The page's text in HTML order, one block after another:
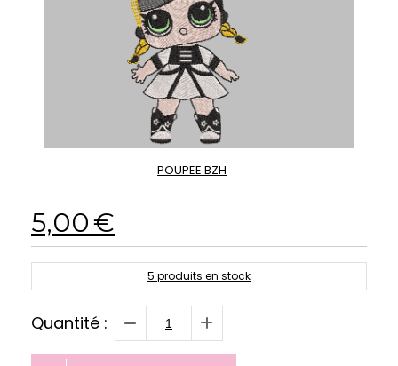
POUPEE BZH
5,00€
5 produits en stock
Quantité :